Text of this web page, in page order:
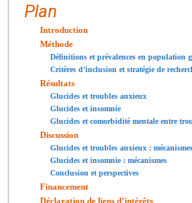
Plan
Introduction
Méthode
Définitions et prévalences en population
Critères d’inclusion et stratégie de
Résultats
Glucides et troubles anxieux
Glucides et insomnie
Glucides et comorbidité mentale entre
Discussion
Glucides et troubles anxieux : mécanismes
Glucides et insomnie : mécanismes
Conclusion et perspectives
Financement
Déclaration de liens d’intérêts